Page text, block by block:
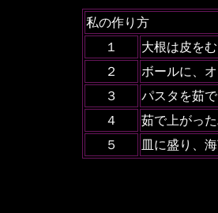
私の作り方
１
大根は皮を
２
ボールに、
３
パスタを茹で
４
茹で上がっ
５
皿に盛り、